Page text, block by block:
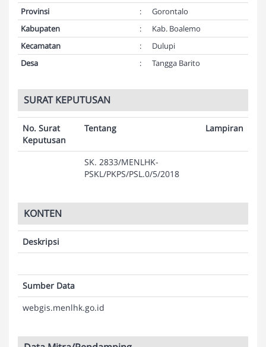
Provinsi
:
Gorontalo
Kabupaten
:
Kab. Boalemo
Kecamatan
:
Dulupi
Desa
: Tangga Barito
SURAT KEPUTUSAN
No. Surat
Keputusan
Tentang Lampiran
SK. 2833/MENLHK-
PSKL/PKPS/PSL.0/5/2018
KONTEN
Deskripsi
Sumber Data
webgis.menlhk.go.id